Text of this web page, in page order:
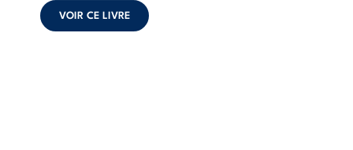
déclaration
d’existence pour ...
VOIR CE LIVRE